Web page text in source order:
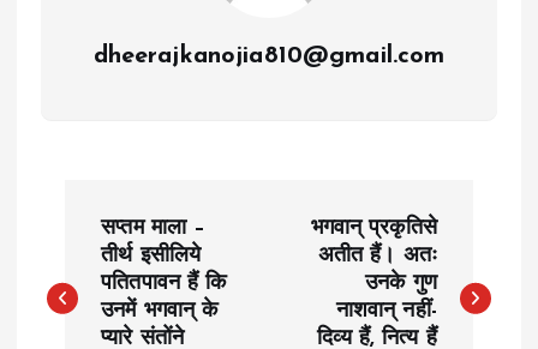
dheerajkanojia810@gmail.com
s
सप्तम माला –
तीर्थ इसीलिये
पतितपावन हैं कि
उनमें भगवान्‌ के
प्यारे संतोंने
भगवान् प्रकृतिसे
अतीत हैं। अतः
उनके गुण
नाशवान् नहीं-
दिव्य हैं, नित्य हैं